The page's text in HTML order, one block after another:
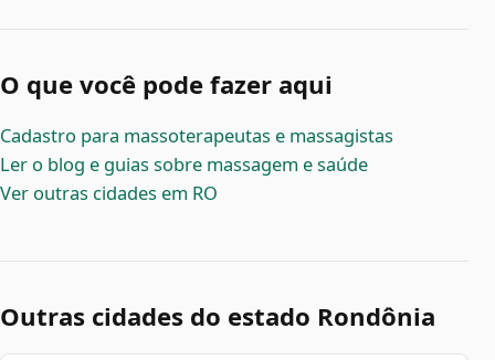
O que você pode fazer aqui
Cadastro para massoterapeutas e massagistas
Ler o blog e guias sobre massagem e saúde
Ver outras cidades em RO
Outras cidades do estado Rondônia